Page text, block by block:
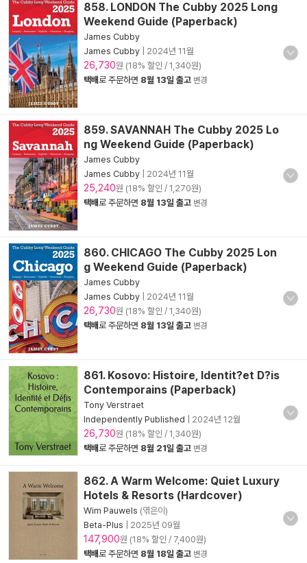
858. LONDON The Cubby 2025 Long
Weekend Guide (Paperback)
James Cubby
James Cubby
2024년 11월
26,730원 (18% 할인 / 1,340원)
택배로 주문하면 8월 13일 출고 변경
859. SAVANNAH The Cubby 2025 Lo
ng Weekend Guide (Paperback)
James Cubby
James Cubby
2024년 11월
25,240원 (18% 할인 / 1,270원)
택배로 주문하면 8월 13일 출고 변경
860. CHICAGO The Cubby 2025 Lon
g Weekend Guide (Paperback)
James Cubby
James Cubby
2024년 11월
26,730원 (18% 할인 / 1,340원)
택배로 주문하면 8월 13일 출고 변경
861. Kosovo: Histoire, Identit?et D?is
Contemporains (Paperback)
Tony Verstraet
Independently Published
2024년 12월
26,730원 (18% 할인 / 1,340원)
택배로 주문하면 8월 21일 출고 변경
862. A Warm Welcome: Quiet Luxury
Hotels & Resorts (Hardcover)
Wim Pauwels (엮은이)
Beta-Plus
2025년 09월
147,900원 (18% 할인 / 7,400원)
택배로 주문하면 8월 18일 출고 변경